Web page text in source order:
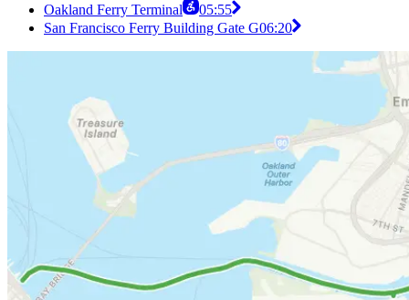
Oakland Ferry Terminal
05:55
San Francisco Ferry Building Gate G06:20